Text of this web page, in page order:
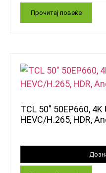
Прочитај повеќе
TCL 50″ 50EP660,
HEVC/H.265, HDR,